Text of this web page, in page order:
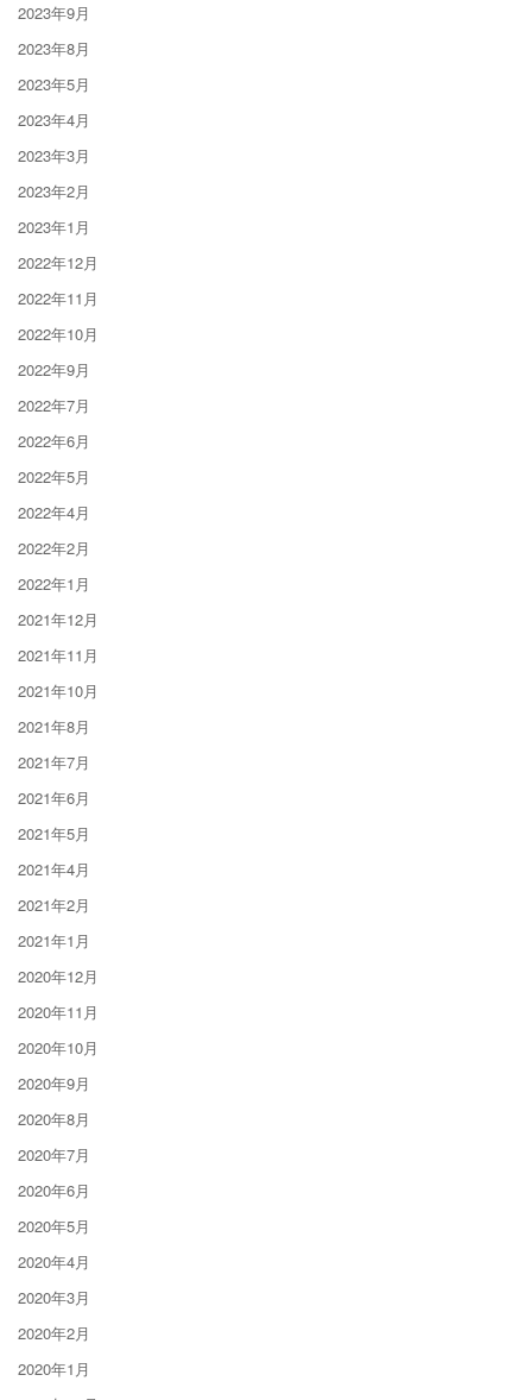
2023年9月
2023年8月
2023年5月
2023年4月
2023年3月
2023年2月
2023年1月
2022年12月
2022年11月
2022年10月
2022年9月
2022年7月
2022年6月
2022年5月
2022年4月
2022年2月
2022年1月
2021年12月
2021年11月
2021年10月
2021年8月
2021年7月
2021年6月
2021年5月
2021年4月
2021年2月
2021年1月
2020年12月
2020年11月
2020年10月
2020年9月
2020年8月
2020年7月
2020年6月
2020年5月
2020年4月
2020年3月
2020年2月
2020年1月